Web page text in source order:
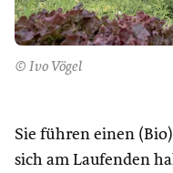
© Ivo Vögel
Sie führen einen
sich am Laufenden